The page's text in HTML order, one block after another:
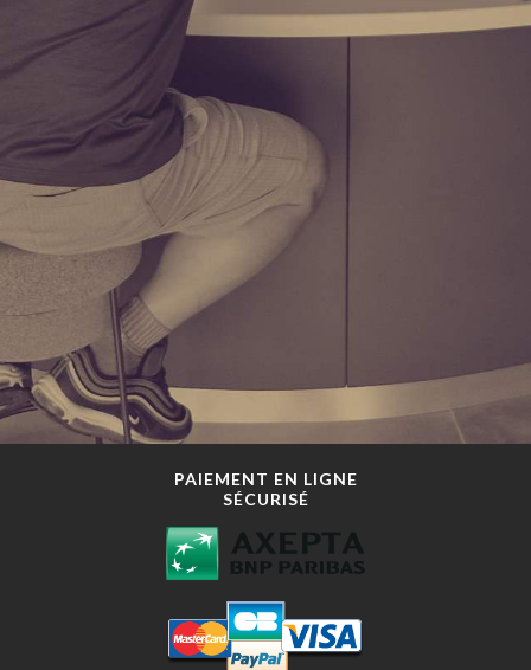
PAIEMENT EN LIGNE
SÉCURISÉ